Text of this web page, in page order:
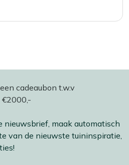
nieuwsbrief, maak automatisch
van de nieuwste tuininspiratie,